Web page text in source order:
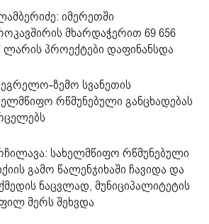
იმერეთში
მხარდაჭერით 69 656
ლარის პროექტები დაფინანსდა
ზემო სვანეთის
რწმუნებული განცხადებას
სახელმწიფო რწმუნებული
გამო წალენჯიხაში ჩავიდა და
ნაცვლად, მუნიციპალიტეტის
მერს შეხვდა